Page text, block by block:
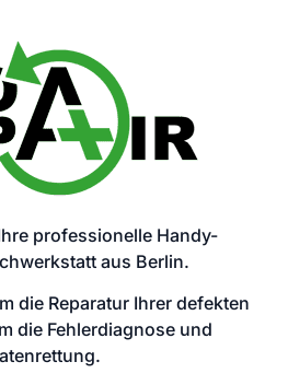
professionelle Handy-
aus Berlin.
die Reparatur Ihrer defekten
die Fehlerdiagnose und